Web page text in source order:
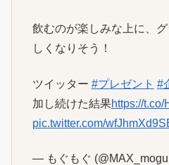
飲むのが楽しみな上に、
しくなりそう！
ツイッター #プレゼント #
加し続けた結果https://t.co/
pic.twitter.com/
— もぐもぐ